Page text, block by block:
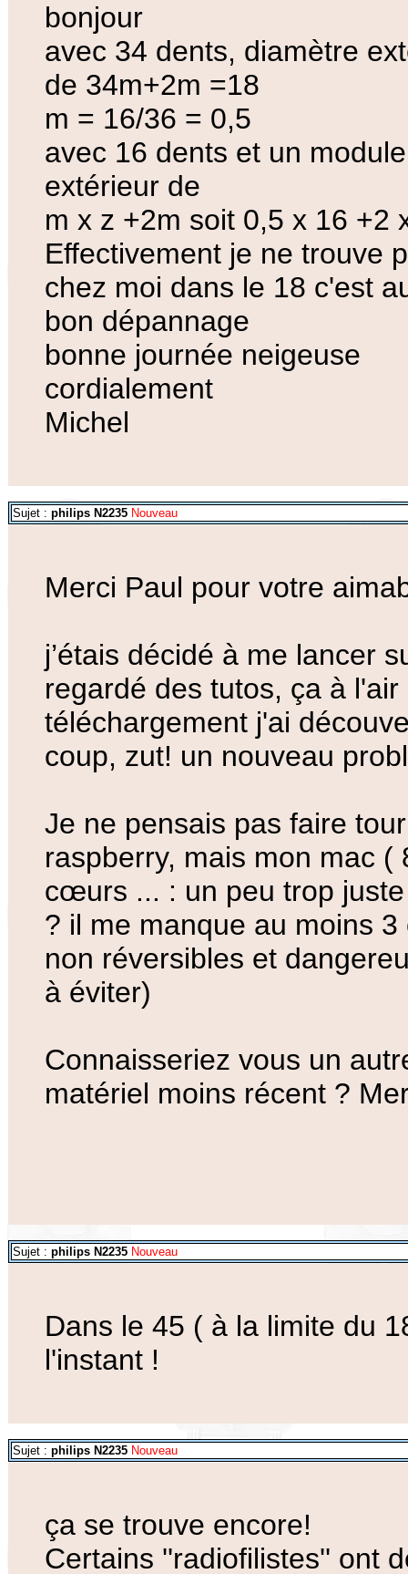
bonjour
avec 34 dents, diamètre
de 34m+2m =18
m = 16/36 = 0,5
avec 16 dents et un
extérieur de
m x z +2m soit 0,5 x 16 +2
Effectivement je ne trouve
chez moi dans le 18 c'est
bon dépannage
bonne journée neigeuse
cordialement
Michel
Sujet : philips N2235 Nouveau
Merci Paul pour votre
j’étais décidé à me lancer
regardé des tutos, ça à
téléchargement j'ai
coup, zut! un nouveau
Je ne pensais pas faire
raspberry, mais mon mac
cœurs ... : un peu trop
? il me manque au moins
non réversibles et
à éviter)
Connaisseriez vous un
matériel moins récent ?
Sujet : philips N2235 Nouveau
Dans le 45 ( à la limite du
l'instant !
Sujet : philips N2235 Nouveau
ça se trouve encore!
Certains ''radiofilistes'' ont